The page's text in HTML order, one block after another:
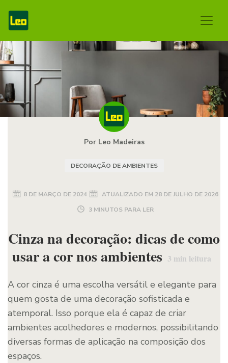
Por Leo Madeiras
DECORAÇÃO DE AMBIENTES
8 DE MARÇO DE 2024 ATUALIZADO EM 28 DE JULHO DE 2026
3 MINUTOS PARA LER
Cinza na decoração: dicas de como
usar a cor nos ambientes 3 min leitura
A cor cinza é uma escolha versátil e elegante para
quem gosta de uma decoração sofisticada e
atemporal. Isso porque ela é capaz de criar
ambientes acolhedores e modernos, possibilitando
diversas formas de aplicação na composição dos
espaços.